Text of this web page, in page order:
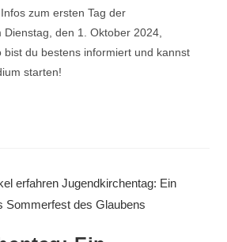
zum ersten Tag der
den 1. Oktober 2024,
bist du bestens informiert und kannst
starten!